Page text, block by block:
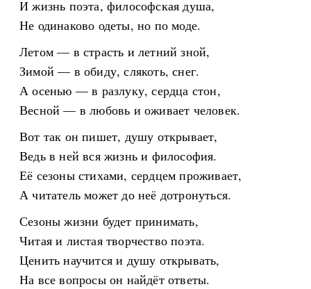
И жизнь поэта, философская душа,
Не одинаково одеты, но по моде.
Летом — в страсть и летний зной,
Зимой — в обиду, слякоть, снег.
А осенью — в разлуку, сердца стон,
Весной — в любовь и оживает человек.
Вот так он пишет, душу открывает,
Ведь в ней вся жизнь и философия.
Её сезоны стихами, сердцем проживает,
А читатель может до неё дотронуться.
Сезоны жизни будет принимать,
Читая и листая творчество поэта.
Ценить научится и душу открывать,
На все вопросы он найдёт ответы.